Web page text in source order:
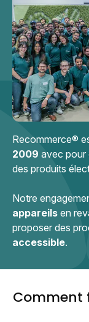
Recommerce®
2009 avec pour
des produits
Notre
appareils en
proposer des
accessible.
Comment